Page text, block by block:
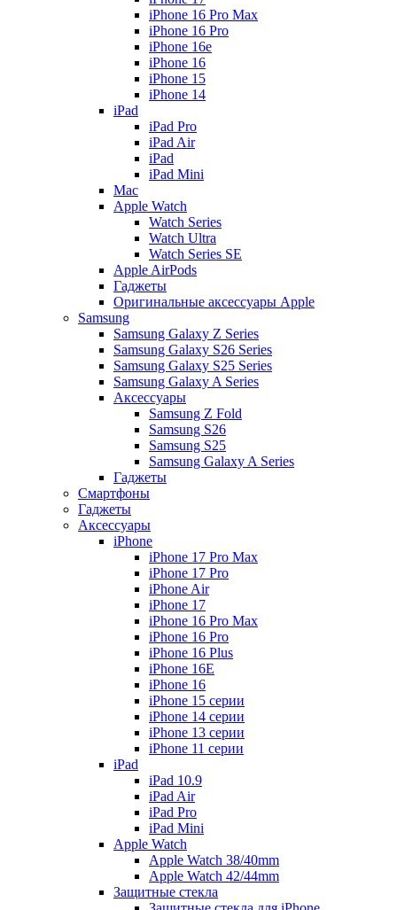
iPhone 16 Pro Max
iPhone 16 Pro
iPhone 16e
iPhone 16
iPhone 15
iPhone 14
iPad
iPad Pro
iPad Air
iPad
iPad Mini
Mac
Apple Watch
Watch Series
Watch Ultra
Watch Series SE
Apple AirPods
Гаджеты
Оригинальные аксессуары Apple
Samsung
Samsung Galaxy Z Series
Samsung Galaxy S26 Series
Samsung Galaxy S25 Series
Samsung Galaxy A Series
Аксессуары
Samsung Z Fold
Samsung S26
Samsung S25
Samsung Galaxy A Series
Гаджеты
Смартфоны
Гаджеты
Аксессуары
iPhone
iPhone 17 Pro Max
iPhone 17 Pro
iPhone Air
iPhone 17
iPhone 16 Pro Max
iPhone 16 Pro
iPhone 16 Plus
iPhone 16E
iPhone 16
iPhone 15 серии
iPhone 14 серии
iPhone 13 серии
iPhone 11 серии
iPad
iPad 10.9
iPad Air
iPad Pro
iPad Mini
Apple Watch
Apple Watch 38/40mm
Apple Watch 42/44mm
Защитные стекла